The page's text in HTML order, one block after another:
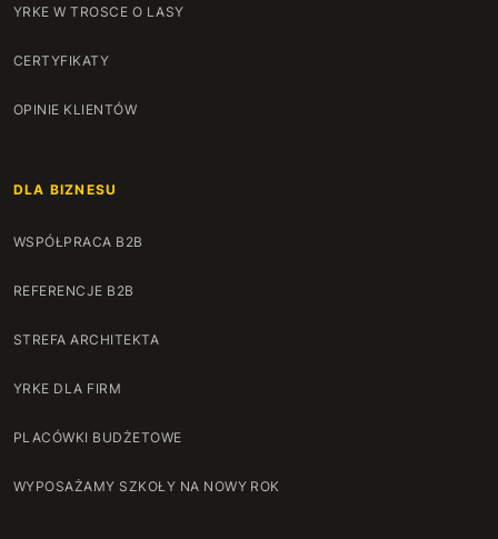
YRKE W TROSCE O LASY
CERTYFIKATY
OPINIE KLIENTÓW
DLA BIZNESU
WSPÓŁPRACA B2B
REFERENCJE B2B
STREFA ARCHITEKTA
YRKE DLA FIRM
PLACÓWKI BUDŻETOWE
WYPOSAŻAMY SZKOŁY NA NOWY ROK